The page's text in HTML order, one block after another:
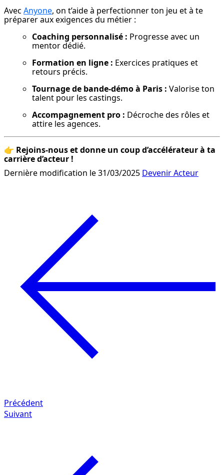
Avec Anyone, on t’aide à perfectionner ton jeu et à te
préparer aux exigences du métier :
Coaching personnalisé : Progresse avec un
mentor dédié.
Formation en ligne : Exercices pratiques et
retours précis.
Tournage de bande-démo à Paris : Valorise ton
talent pour les castings.
Accompagnement pro : Décroche des rôles et
attire les agences.
👉 Rejoins-nous et donne un coup d’accélérateur à ta
carrière d’acteur !
Dernière modification le 31/03/2025 Devenir Acteur
Précédent
Suivant